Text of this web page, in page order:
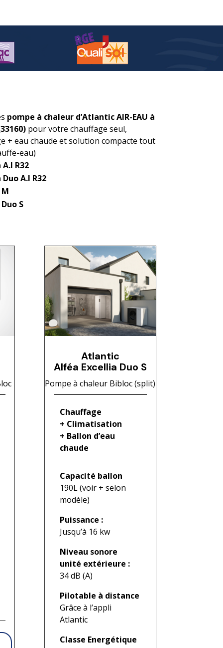
pompe à chaleur d’Atlantic AIR-EAU à
pour votre chauffage seul,
+ eau chaude et solution compacte tout
eau)
R32
A.I R32
S
Atlantic
Alféa Excellia Duo S
Pompe à chaleur Bibloc (split)
Chauffage
+ Climatisation
+ Ballon d’eau
chaude
Capacité ballon
190L (voir + selon
modèle)
Puissance :
Jusqu’à 16 kw
Niveau sonore
unité extérieure :
34 dB (A)
Pilotable à distance
Grâce à l’appli
Atlantic
Classe Energétique